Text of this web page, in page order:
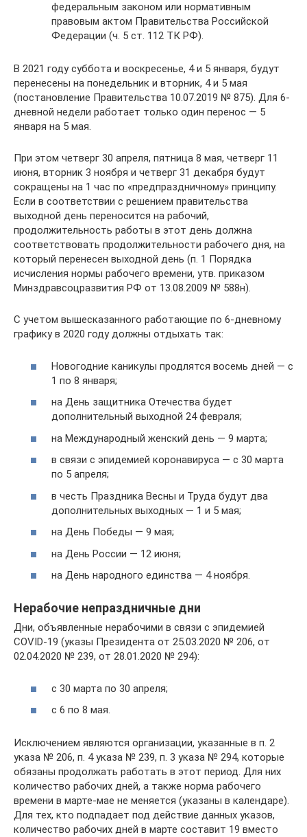
федеральным законом или нормативным
правовым актом Правительства Российской
Федерации (ч. 5 ст. 112 ТК РФ).
В 2021 году суббота и воскресенье, 4 и 5 января, будут
перенесены на понедельник и вторник, 4 и 5 мая
(постановление Правительства 10.07.2019 № 875). Для 6-
дневной недели работает только один перенос — 5
января на 5 мая.
При этом четверг 30 апреля, пятница 8 мая, четверг 11
июня, вторник 3 ноября и четверг 31 декабря будут
сокращены на 1 час по «предпраздничному» принципу.
Если в соответствии с решением правительства
выходной день переносится на рабочий,
продолжительность работы в этот день должна
соответствовать продолжительности рабочего дня, на
который перенесен выходной день (п. 1 Порядка
исчисления нормы рабочего времени, утв. приказом
Минздравсоцразвития РФ от 13.08.2009 № 588н).
С учетом вышесказанного работающие по 6-дневному
графику в 2020 году должны отдыхать так:
Новогодние каникулы продлятся восемь дней — с
1 по 8 января;
на День защитника Отечества будет
дополнительный выходной 24 февраля;
на Международный женский день — 9 марта;
в связи с эпидемией коронавируса — с 30 марта
по 5 апреля;
в честь Праздника Весны и Труда будут два
дополнительных выходных — 1 и 5 мая;
на День Победы — 9 мая;
на День России — 12 июня;
на День народного единства — 4 ноября.
Нерабочие непраздничные дни
Дни, объявленные нерабочими в связи с эпидемией
COVID-19 (указы Президента от 25.03.2020 № 206, от
02.04.2020 № 239, от 28.01.2020 № 294):
с 30 марта по 30 апреля;
с 6 по 8 мая.
Исключением являются организации, указанные в п. 2
указа № 206, п. 4 указа № 239, п. 3 указа № 294, которые
обязаны продолжать работать в этот период. Для них
количество рабочих дней, а также норма рабочего
времени в марте-мае не меняется (указаны в календаре).
Для тех, кто подпадает под действие данных указов,
количество рабочих дней в марте составит 19 вместо